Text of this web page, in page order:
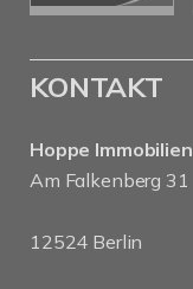
KONTAKT
Hoppe Immobilien
Am Falkenberg 31
12524 Berlin